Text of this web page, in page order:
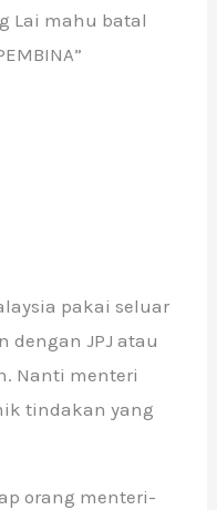
Lai mahu batal
pakai seluar
dengan JPJ atau
Nanti menteri
tindakan yang
orang menteri-